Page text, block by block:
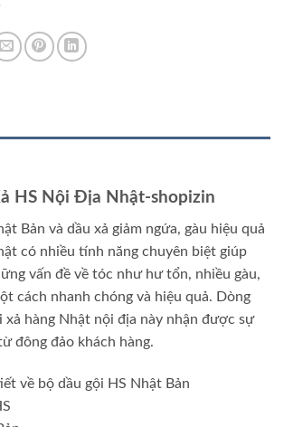
HS Nội Địa Nhật-shopizin
Bản và dầu xả giảm ngứa, gàu hiệu quả
có nhiều tính năng chuyên biệt giúp
vấn đề về tóc như hư tổn, nhiều gàu,
cách nhanh chóng và hiệu quả. Dòng
xả hàng Nhật nội địa này nhận được sự
đông đảo khách hàng.
về bộ dầu gội HS Nhật Bản